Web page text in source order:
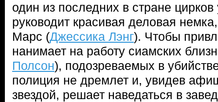
один из последних в стране
руководит красивая деловая
Марс (Джессика Лэнг). Чтобы
нанимает на работу сиамских
Полсон), подозреваемых в
полиция не дремлет и, увидев
звездой, решает наведаться в